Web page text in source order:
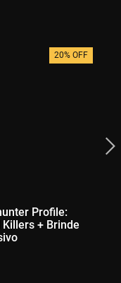
20% OFF
Profile:
+ Brinde